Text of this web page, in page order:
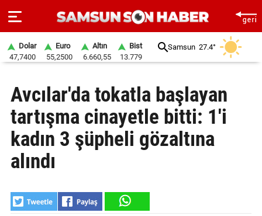
SAYFA
SAMSUN
HABER
SAMSUNSPOR
SİYASET
Dolar
47,7400
Euro
55,2500
Altın
6.660,55
Bist
13.779
Samsun 27.4°
Avcılar'da tokatla başlayan
tartışma cinayetle bitti: 1'i
kadın 3 şüpheli gözaltına
alındı